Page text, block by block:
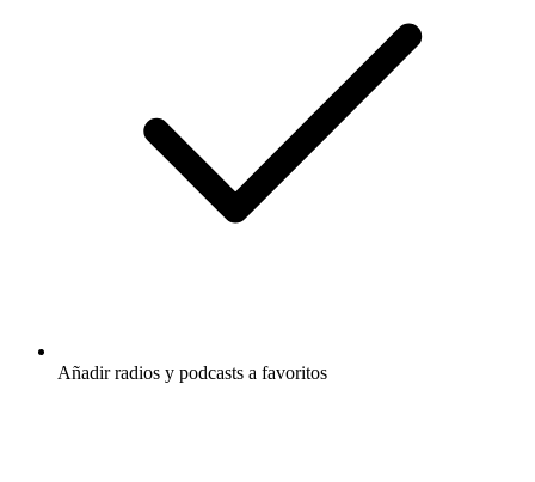
Añadir radios y podcasts a favoritos